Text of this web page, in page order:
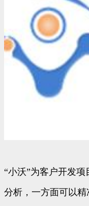
“小沃”为客户开发
分析，一方面可以